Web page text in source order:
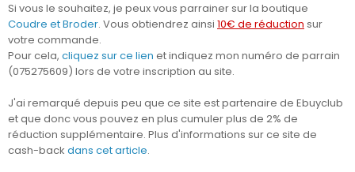
Si vous le souhaitez, je peux vous parrainer sur la boutique
Coudre et Broder. Vous obtiendrez ainsi 10€ de réduction sur
votre commande.
Pour cela, cliquez sur ce lien et indiquez mon numéro de parrain
(075275609) lors de votre inscription au site.
J'ai remarqué depuis peu que ce site est partenaire de Ebuyclub
et que donc vous pouvez en plus cumuler plus de 2% de
réduction supplémentaire. Plus d'informations sur ce site de
cash-back dans cet article.